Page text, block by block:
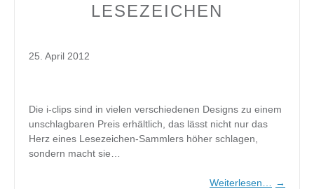
LESEZEICHEN
25. April 2012
Die i-clips sind in vielen verschiedenen Designs zu einem
unschlagbaren Preis erhältlich, das lässt nicht nur das
Herz eines Lesezeichen-Sammlers höher schlagen,
sondern macht sie…
Weiterlesen… →